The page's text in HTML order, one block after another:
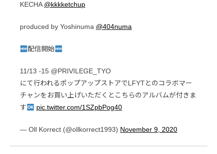
KECHA@kkkketchup
produced by Yoshinuma @404numa
配信開始
11/13 -15 @PRIVILEGE_TYO
にて行われるポップアップストアでLFYTとのコラボマー
チャンをお買い上げいただくとこちらのアルバムが付きま
す
pic.twitter.com/1SZpbPog40
— Oll Korrect (@ollkorrect1993) November 9, 2020